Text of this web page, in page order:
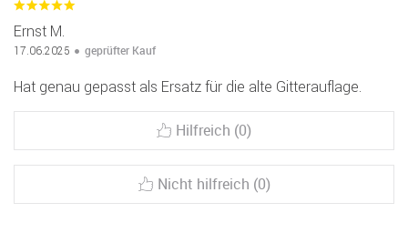
Ernst M.
17.06.2025 geprüfter Kauf
Hat genau gepasst als Ersatz für die alte Gitterauflage.
Hilfreich (0)
Nicht hilfreich (0)